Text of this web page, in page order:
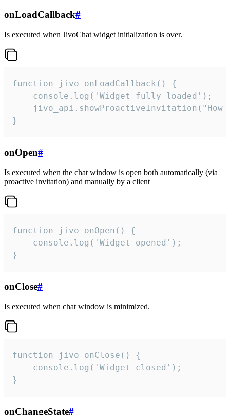
onLoadCallback#
Is executed when JivoChat widget initialization is over.
function jivo_onLoadCallback() {
    console.log('Widget fully loaded');
jivo_api.showProactiveInvitation("How
}
onOpen#
Is executed when the chat window is open both automatically (via
proactive invitation) and manually by a client
function jivo_onOpen() {
    console.log('Widget opened');
}
onClose#
Is executed when chat window is minimized.
function jivo_onClose() {
    console.log('Widget closed');
}
onChangeState#